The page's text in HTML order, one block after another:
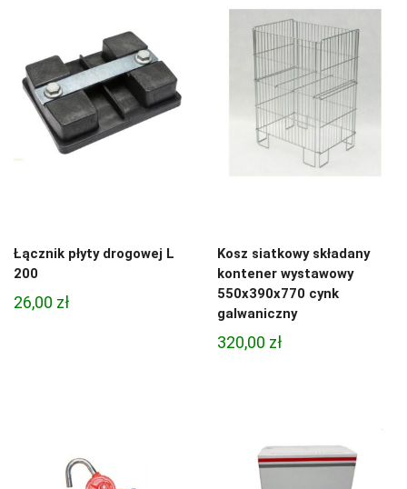
Łącznik płyty drogowej L
200
26,00 zł
Kosz siatkowy składany
kontener wystawowy
550x390x770 cynk
galwaniczny
320,00 zł